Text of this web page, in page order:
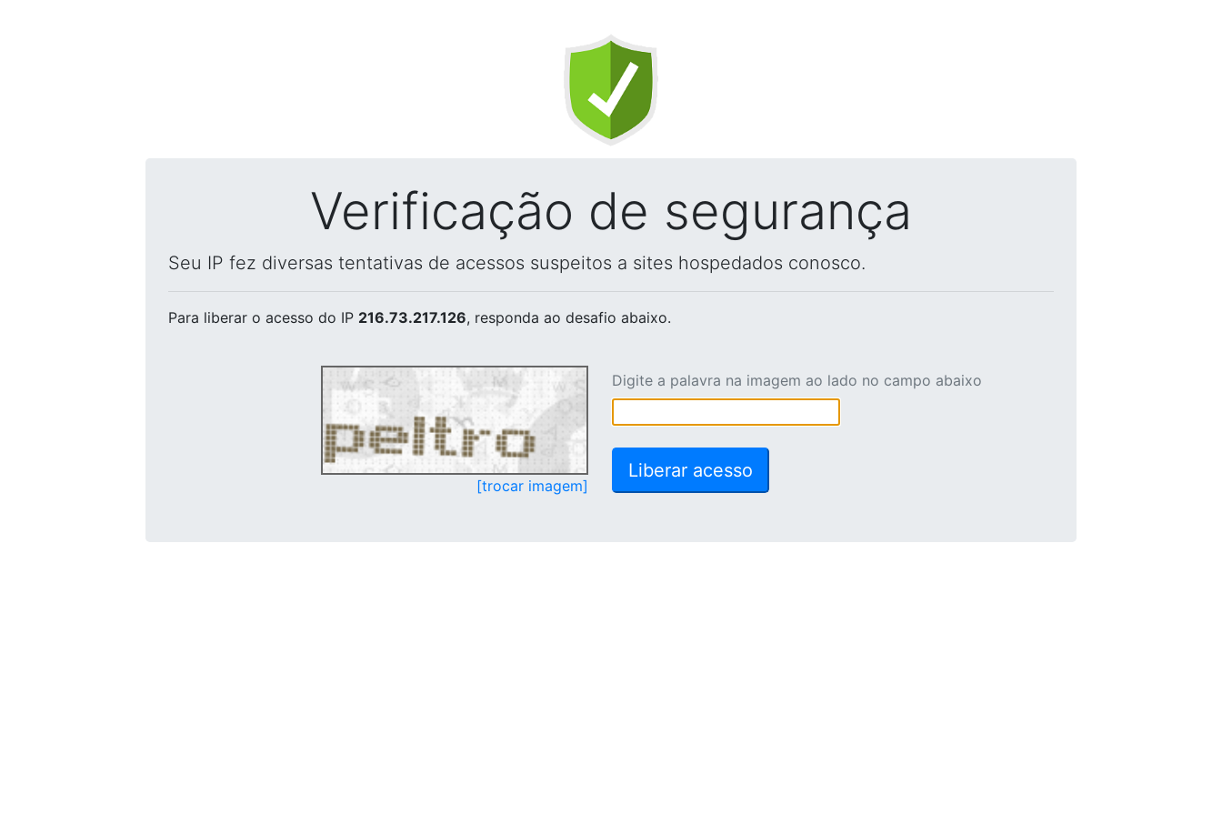
Verificação de segurança
Seu IP fez diversas tentativas de acessos suspeitos a sites hospedados conosco.
Para liberar o acesso do IP 216.73.217.126, responda ao desafio abaixo.
[trocar imagem]
Digite a palavra na imagem ao lado no campo abaixo